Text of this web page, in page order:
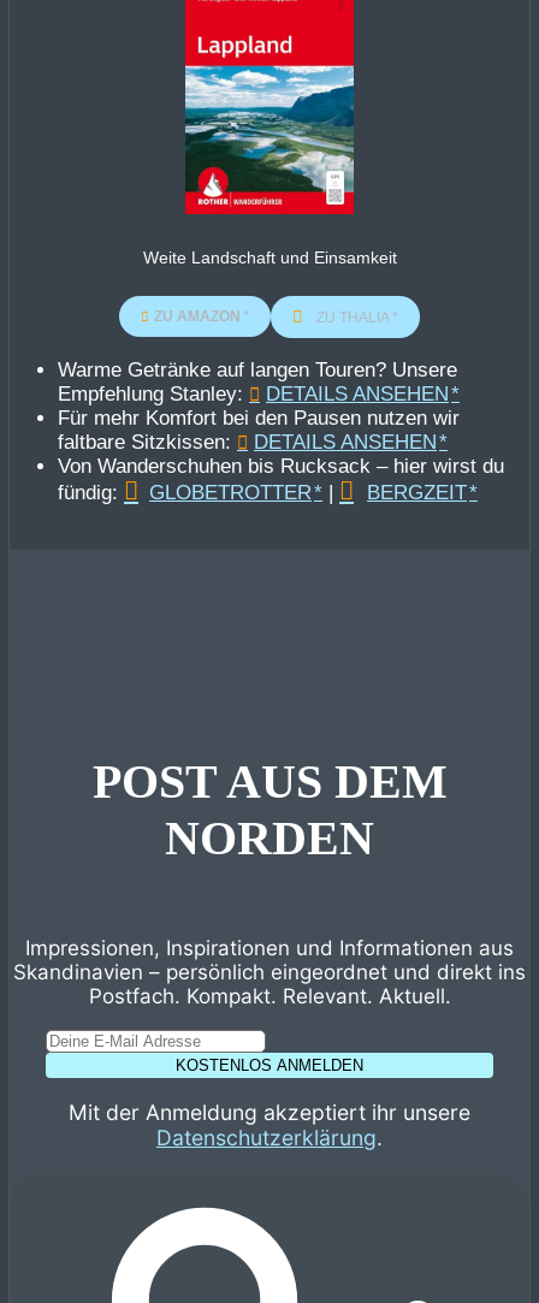
Weite Landschaft und Einsamkeit
ZU AMAZON ZU THALIA
Warme Getränke auf langen Touren? Unsere
Empfehlung Stanley:
DETAILS ANSEHEN
Für mehr Komfort bei den Pausen nutzen wir
faltbare Sitzkissen:
DETAILS ANSEHEN
Von Wanderschuhen bis Rucksack – hier wirst du
fündig:
GLOBETROTTER | BERGZEIT
POST AUS DEM
NORDEN
Impressionen, Inspirationen und Informationen aus
Skandinavien – persönlich eingeordnet und direkt ins
Postfach. Kompakt. Relevant. Aktuell.
KOSTENLOS ANMELDEN
Mit der Anmeldung akzeptiert ihr unsere
Datenschutzerklärung.